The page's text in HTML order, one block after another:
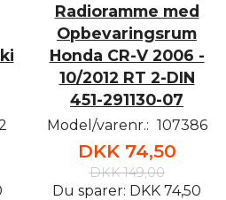
Radioramme med
Opbevaringsrum
Honda CR-V 2006 -
10/2012 RT 2-DIN
451-291130-07
Model/varenr.: 107386
DKK 74,50
DKK 149,00
Du sparer: DKK 74,50